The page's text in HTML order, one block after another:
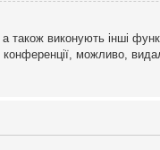
виконують інші
можливо,